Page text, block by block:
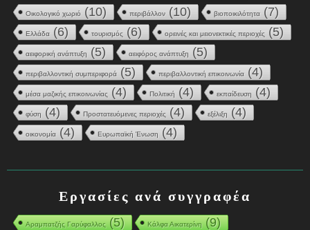
Οικολογικό χωριό (10) περιβάλλον (10) βιοποικιλότητα (7)
Ελλάδα (6) τουρισμός (6) ορεινές και μειονεκτικές περιοχές (5)
αειφορική ανάπτυξη (5) αειφόρος ανάπτυξη (5)
περιβαλλοντική συμπεριφορά (5) περιβαλλοντική επικοινωνία (4)
μέσα μαζικής επικοινωνίας (4) Πολιτική (4) εκπαίδευση (4)
φύση (4) Προστατευόμενες περιοχές (4) εξέλιξη (4)
οικονομία (4) Ευρωπαϊκή Ένωση (4)
Εργασίες ανά συγγραφέα
Αραμπατζής Γαρύφαλλος(5) Κάλφα Αικατερίνη(9)